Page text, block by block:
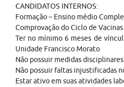
CANDIDATOS INTERNOS:
Formação – Ensino médio
Comprovação do Ciclo de Vacinas
Ter no mínimo 6 meses de
Unidade Francisco Morato
Não possuir medidas
Não possuir faltas injustificadas
Estar ativo em suas atividades